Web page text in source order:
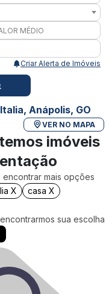
Criar Alerta de Imóveis
Anápolis, GO
VER NO MAPA
imóveis
mais opções
X casa X
sua escolha